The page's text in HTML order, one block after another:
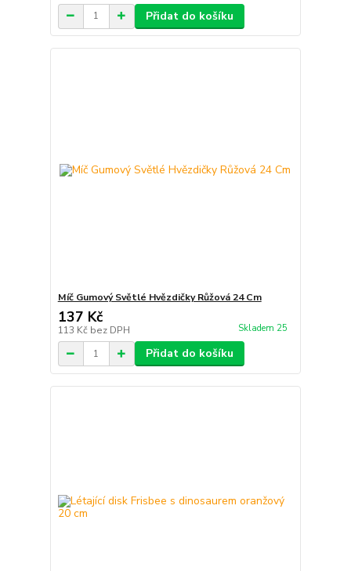
Přidat do košíku
Míč Gumový Světlé Hvězdičky Růžová 24 Cm
137 Kč
113 Kč bez DPH Skladem 25
Přidat do košíku